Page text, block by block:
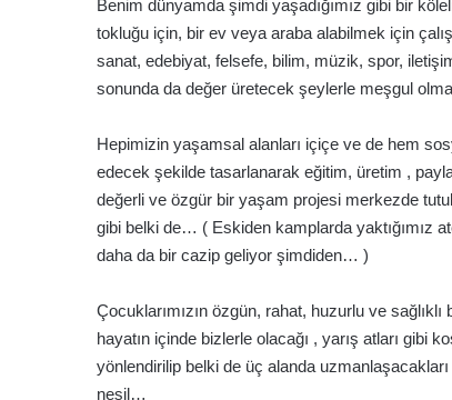
Benim dünyamda şimdi yaşadığımız gibi bir
tokluğu için, bir ev veya araba alabilmek için
sanat, edebiyat, felsefe, bilim, müzik, spor,
sonunda da değer üretecek şeylerle meşgul
Hepimizin yaşamsal alanları içiçe ve de hem
edecek şekilde tasarlanarak eğitim, üretim ,
değerli ve özgür bir yaşam projesi merkezde
gibi belki de… ( Eskiden kamplarda yaktığımız
daha da bir cazip geliyor şimdiden… )
Çocuklarımızın özgün, rahat, huzurlu ve
hayatın içinde bizlerle olacağı , yarış atları gibi
yönlendirilip belki de üç alanda
nesil…